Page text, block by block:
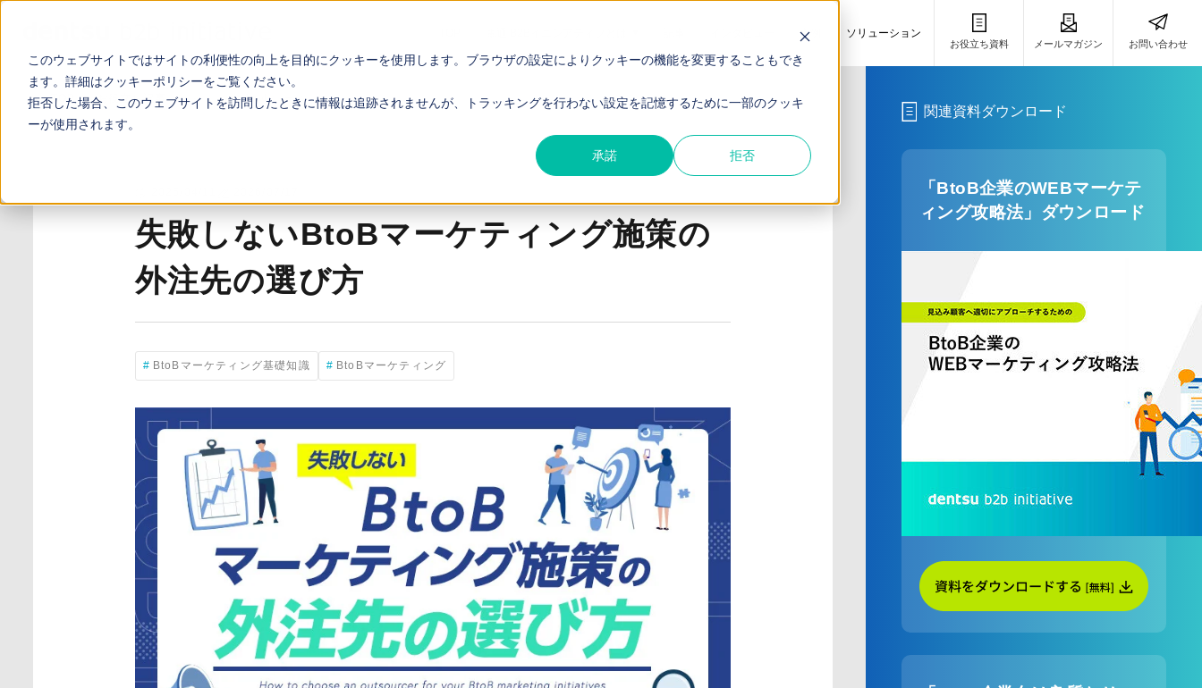
このウェブサイトではサイトの利便性の向上を目的にクッキーを使用します。ブラウザの設定によりクッキーの機能を変更することもでき
ます。詳細はクッキーポリシーをご覧ください。
拒否した場合、このウェブサイトを訪問したときに情報は追跡されませんが、トラッキングを行わない設定を記憶するために一部のクッキ
ーが使用されます。
承諾 拒否
事例 ソリューション
お役立ち資料 メールマガジン お問い合わせ
TOP お役立ち記事 失敗しないBtoBマーケティング施策の外注先の選び方
失敗しないBtoBマーケティング施策の
外注先の選び方
BtoBマーケティング基礎知識 BtoBマーケティング
関連資料ダウンロード
「BtoB企業のWEBマーケテ
ィング攻略法」ダウンロード